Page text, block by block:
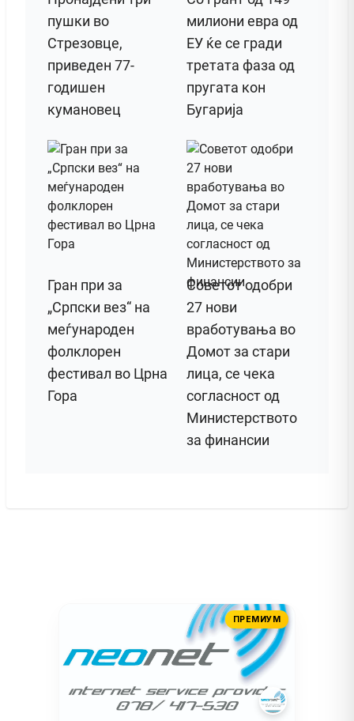
пушки во
Стрезовце,
приведен 77-
годишен
кумановец
милиони евра од
ЕУ ќе се гради
третата фаза од
пругата кон
Бугарија
Гран при за
„Српски вез“ на
меѓународен
фолклорен
фестивал во Црна
Гора
Советот одобри
27 нови
вработувања во
Домот за стари
лица, се чека
согласност од
Министерството
за финансии
ПРЕМИУМ